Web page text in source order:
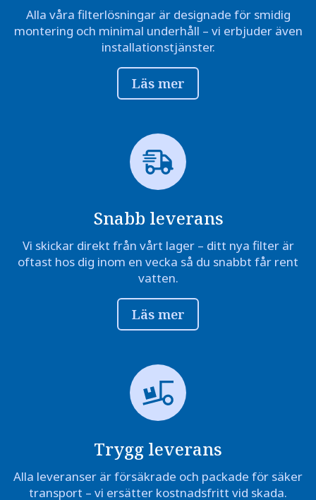
Alla våra filterlösningar är designade för smidig
montering och minimal underhåll – vi erbjuder även
installationstjänster.
Läs mer
Snabb leverans
Vi skickar direkt från vårt lager – ditt nya filter är
oftast hos dig inom en vecka så du snabbt får rent
vatten.
Läs mer
Trygg leverans
Alla leveranser är försäkrade och packade för säker
transport – vi ersätter kostnadsfritt vid skada.